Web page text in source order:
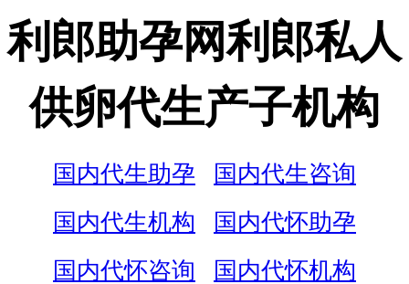
利郎助孕网利郎私人
供卵代生产子机构
国内代生助孕
国内代生咨询
国内代生机构
国内代怀助孕
国内代怀咨询
国内代怀机构